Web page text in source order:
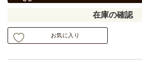
在庫の確認
お気に入り